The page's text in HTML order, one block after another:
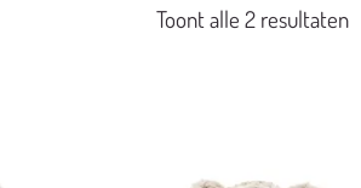
Toont alle 2 resultaten